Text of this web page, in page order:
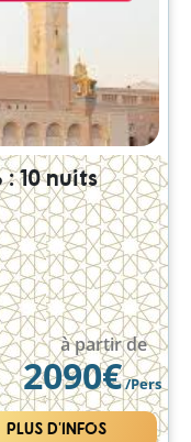
: 10 nuits
à partir de
2090€/Pers
PLUS D'INFOS